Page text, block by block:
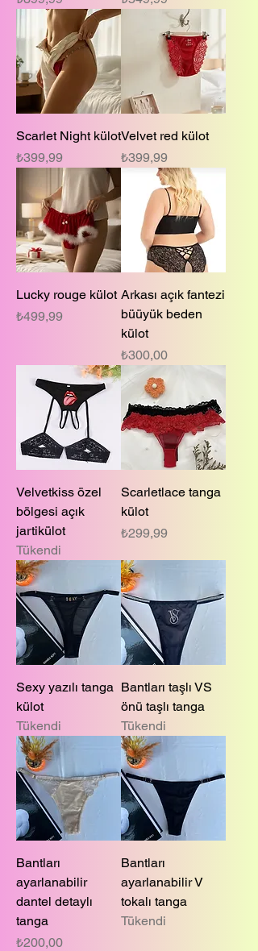
Scarlet Night külot
Fiyat
₺399,99
Velvet red külot
Fiyat
₺399,99
Lucky rouge külot
Fiyat
₺499,99
Arkası açık fantezi
büüyük beden
külot
Fiyat
₺300,00
Velvetkiss özel
bölgesi açık
jartikülot
Tükendi
Scarletlace tanga
külot
Fiyat
₺299,99
Sexy yazılı tanga
külot
Tükendi
Bantları taşlı VS
önü taşlı tanga
Tükendi
Bantları
ayarlanabilir
dantel detaylı
tanga
Fiyat
₺200,00
Bantları
ayarlanabilir V
tokalı tanga
Tükendi